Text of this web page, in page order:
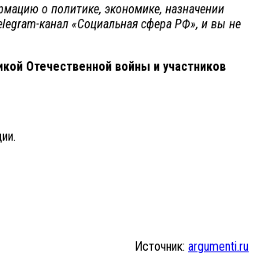
о политике, экономике, назначении
канал «Социальная сфера РФ», и вы не
Отечественной войны и участников
Источник: argumenti.ru